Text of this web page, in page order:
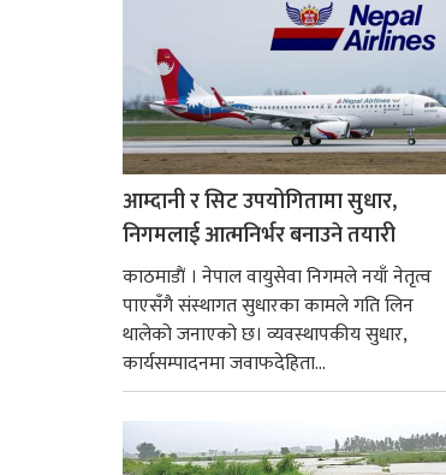
आम्दानी र सिट उपयोगितामा सुधार,
निगमलाई आत्मनिर्भर बनाउने तयारी
काठमाडाैं । नेपाल वायुसेवा निगमले नयाँ नेतृत्व
पाएसँगै संस्थागत सुधारका कामले गति लिन
थालेको जनाएको छ। व्यवस्थापकीय सुधार,
कार्यसम्पादनमा जवाफदेहिता...